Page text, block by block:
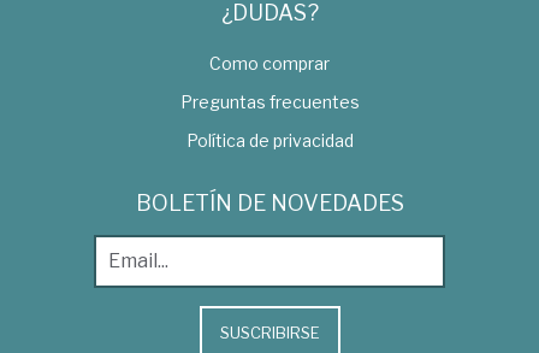
¿DUDAS?
Como comprar
Preguntas frecuentes
Política de privacidad
BOLETÍN DE NOVEDADES
SUSCRIBIRSE